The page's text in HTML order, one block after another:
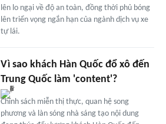
lên lo ngại về độ an toàn, đồng thời phủ bóng
lên triển vọng ngắn hạn của ngành dịch vụ xe
tự lái.
Vì sao khách Hàn Quốc đổ xô đến
Trung Quốc làm 'content'?
Chính sách miễn thị thực, quan hệ song
phương và làn sóng nhà sáng tạo nội dung